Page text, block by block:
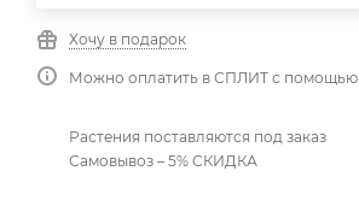
Хочу в подарок
Можно оплатить в СПЛИТ с помощью
Растения поставляются под заказ
Самовывоз – 5% СКИДКА